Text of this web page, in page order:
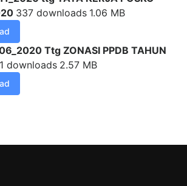
337 downloads 1.06 MB
Ttg ZONASI PPDB TAHUN
downloads 2.57 MB